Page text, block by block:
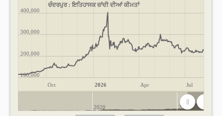
ਚੰਦਰਪੁਰ : ਇਤਿਹਾਸਕ ਚਾਂਦੀ ਦੀਆਂ ਕੀਮਤਾਂ
Oct 2026 Apr Jul
100,000
200,000
300,000
400,000
2020 2025